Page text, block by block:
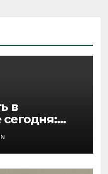
в
самому
России